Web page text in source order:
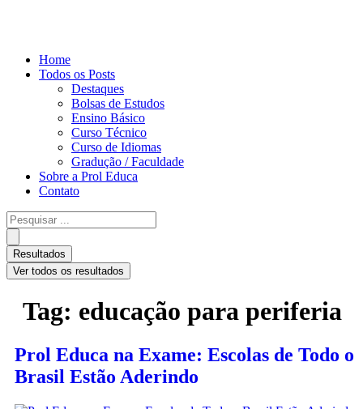
Home
Todos os Posts
Destaques
Bolsas de Estudos
Ensino Básico
Curso Técnico
Curso de Idiomas
Gradução / Faculdade
Sobre a Prol Educa
Contato
Pesquisar
...
Resultados
Ver todos os resultados
Tag: educação para periferia
Prol Educa na Exame: Escolas de Todo o
Brasil Estão Aderindo